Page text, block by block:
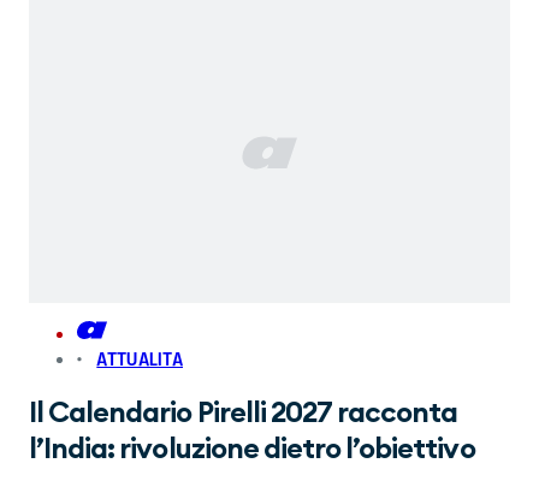
ATTUALITA
Il Calendario Pirelli 2027 racconta
l’India: rivoluzione dietro l’obiettivo